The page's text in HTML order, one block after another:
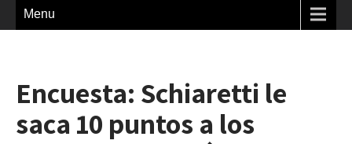
Menu
Encuesta: Schiaretti le
saca 10 puntos a los